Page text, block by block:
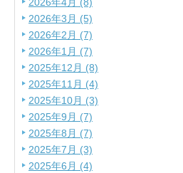
2026年3月 (5)
2026年2月 (7)
2026年1月 (7)
2025年12月 (8)
2025年11月 (4)
2025年10月 (3)
2025年9月 (7)
2025年8月 (7)
2025年7月 (3)
2025年6月 (4)